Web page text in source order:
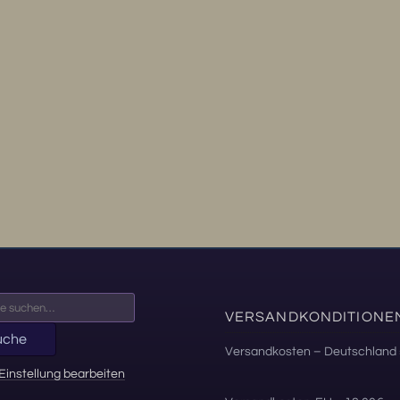
bearbeiten
Versandkosten – Deutschland